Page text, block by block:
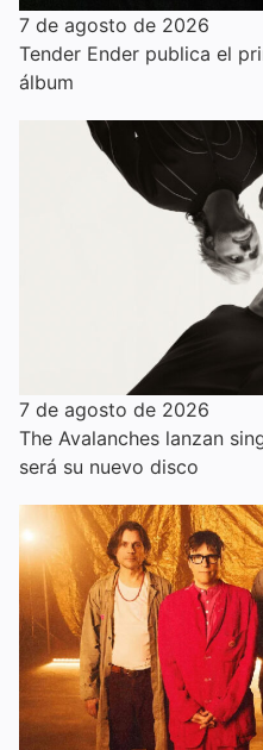
7 de agosto de 2026
Tender Ender publica el
álbum
7 de agosto de 2026
The Avalanches lanzan
será su nuevo disco